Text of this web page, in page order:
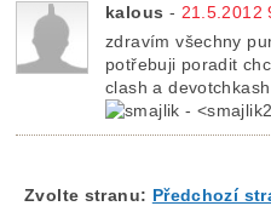
kalous - 21.5.2012
zdravím všechny
potřebuji poradit
clash a
Zvolte stranu: Předchozí